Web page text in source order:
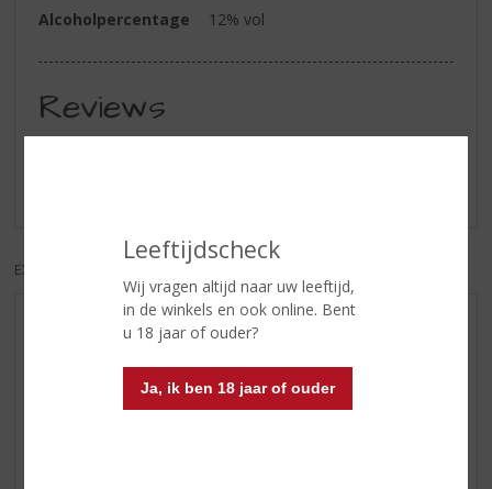
Leeftijdscheck
Wij vragen altijd naar uw leeftijd,
in de winkels en ook online. Bent
u 18 jaar of ouder?
Ja, ik ben 18 jaar of ouder
Alcoholpercentage
12% vol
Reviews
EXCL. BTW INCL. BTW
AANBIEDINGEN
WIJN VAN DE MAAND
WHISKY VAN DE MAAND